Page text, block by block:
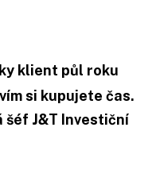
klient půl roku
si kupujete čas.
šéf J&T Investiční